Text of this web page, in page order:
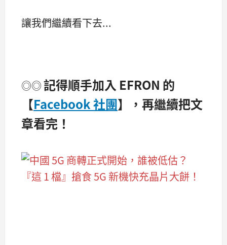
讓我們繼續看下去...
◎◎記得順手加入 EFRON 的
【Facebook 社團】，再繼續把文
章看完！